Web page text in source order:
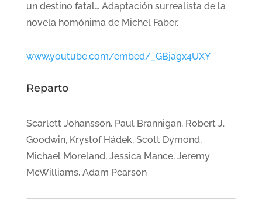
un destino fatal… Adaptación surrealista de la
novela homónima de Michel Faber.
www.youtube.com/embed/_GBjagx4UXY
Reparto
Scarlett Johansson, Paul Brannigan, Robert J.
Goodwin, Krystof Hádek, Scott Dymond,
Michael Moreland, Jessica Mance, Jeremy
McWilliams, Adam Pearson